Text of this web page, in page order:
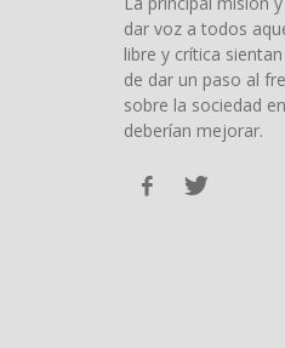
dar voz a todos
libre y crítica
de dar un paso al
sobre la sociedad
deberían mejorar.